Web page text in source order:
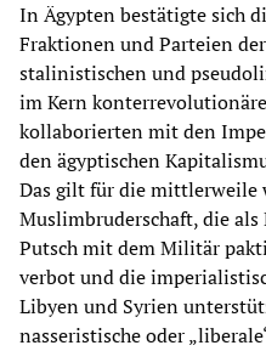
In Ägypten bestätigte sich
Fraktionen und Parteien
stalinistischen und
im Kern
kollaborierten mit den
den ägyptischen
Das gilt für die mittlerweile
Muslimbruderschaft, die
Putsch mit dem Militär
verbot und die
Libyen und Syrien
nasseristische oder